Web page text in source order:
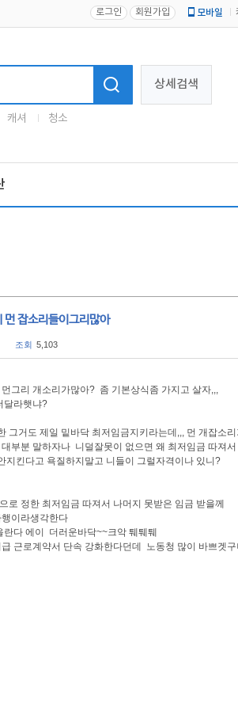
로그인 회원가입 모바일
상세검색
캐셔 청소
먼 잡소리들이그리많아
조회 5,103
그리 개소리가많아? 좀 기본상식좀 가지고 살자,,,
달라햇냐?
그거도 제일 밑바닥 최저임금지키라는데,,, 먼 개잡소
부분 말하자나 니덜잘못이 없으면 왜 최저임금 따져
지킨다고 욕질하지말고 니들이 그럴자격이나 있니?
로 정한 최저임금 따져서 나머지 못받은 임금 받을께
이라생각한다
다 에이 더러운바닥~~크악 퉤퉤퉤
근로계약서 단속 강화한다던데 노동청 많이 바쁘겟